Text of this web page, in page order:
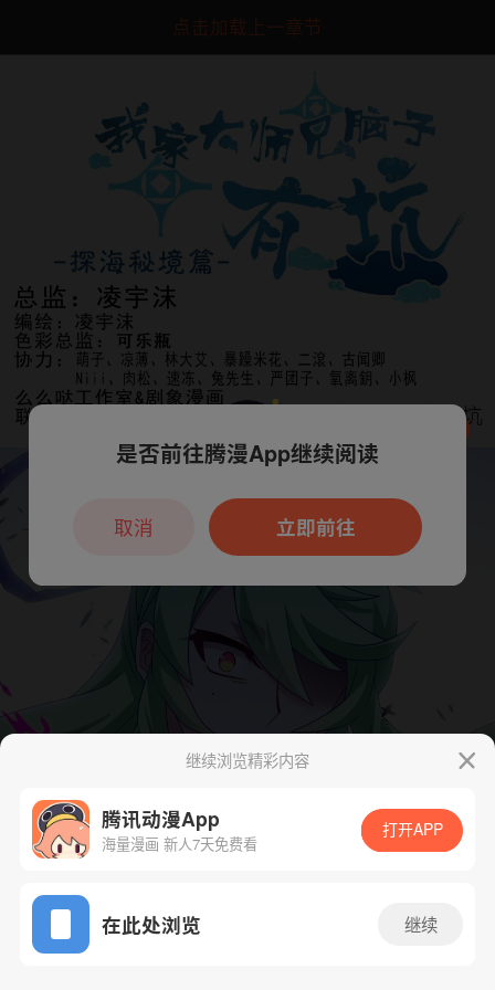
点击加载上一章节
App免费看
下一话 腾漫App免费看
继续浏览精彩内容
腾讯动漫App
海量漫画 新人7天免费看
打开APP
在此处浏览 继续
本章节仅支持App阅读，可打开App新用
户7天免费看
是否前往腾漫App继续阅读
立即前往
取消